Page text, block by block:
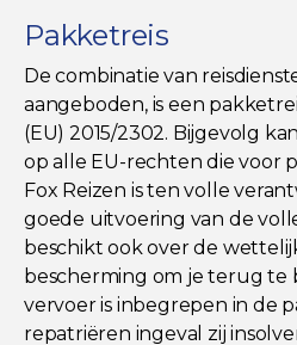
Pakketreis
De combinatie van
aangeboden, is een
(EU) 2015/2302. Bijgevolg
op alle EU-rechten die voor
Fox Reizen is ten volle
goede uitvoering van de
beschikt ook over de
bescherming om je terug te
vervoer is inbegrepen in de
repatriëren ingeval zij